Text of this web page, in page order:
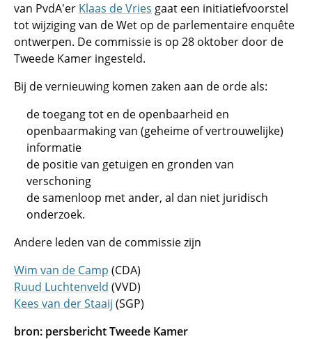
van PvdA'er Klaas de Vries gaat een initiatiefvoorstel
tot wijziging van de Wet op de parlementaire enquête
ontwerpen. De commissie is op 28 oktober door de
Tweede Kamer ingesteld.
Bij de vernieuwing komen zaken aan de orde als:
de toegang tot en de openbaarheid en
openbaarmaking van (geheime of vertrouwelijke)
informatie
de positie van getuigen en gronden van
verschoning
de samenloop met ander, al dan niet juridisch
onderzoek.
Andere leden van de commissie zijn
Wim van de Camp (CDA)
Ruud Luchtenveld (VVD)
Kees van der Staaij (SGP)
bron: persbericht Tweede Kamer